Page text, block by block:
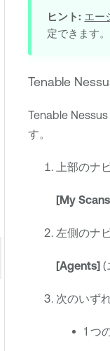
ヒント: エー
定できます。
Tenable
Tenable Nessus
す。
上部のナ
[My
左側のナ
[Agents](
次のいず
1 つ